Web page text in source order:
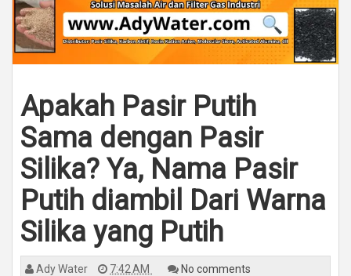
Apakah Pasir Putih
Sama dengan Pasir
Silika? Ya, Nama Pasir
Putih diambil Dari Warna
Silika yang Putih
Ady Water 7:42 AM No comments